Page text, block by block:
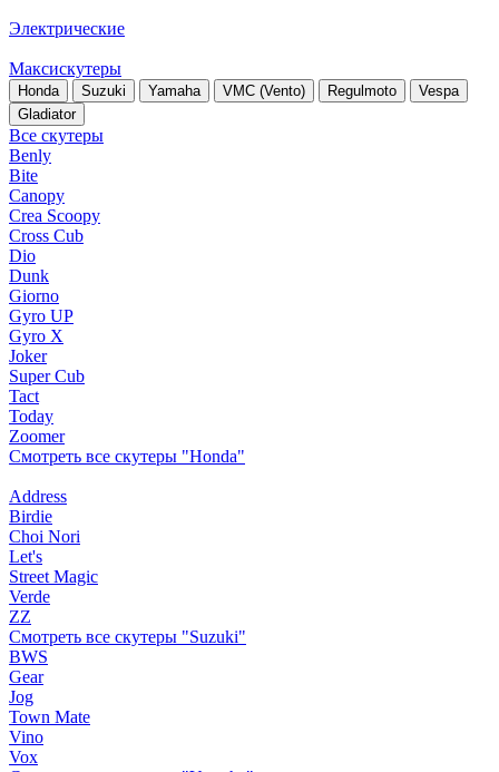
Электрические
Максискутеры
Honda Suzuki Yamaha VMC (Vento) Regulmoto
Vespa
Gladiator
Все скутеры
Benly
Bite
Canopy
Crea Scoopy
Cross Cub
Dio
Dunk
Giorno
Gyro UP
Gyro X
Joker
Super Cub
Tact
Today
Zoomer
Смотреть все скутеры "Honda"
Address
Birdie
Choi Nori
Let's
Street Magic
Verde
ZZ
Смотреть все скутеры "Suzuki"
BWS
Gear
Jog
Town Mate
Vino
Vox